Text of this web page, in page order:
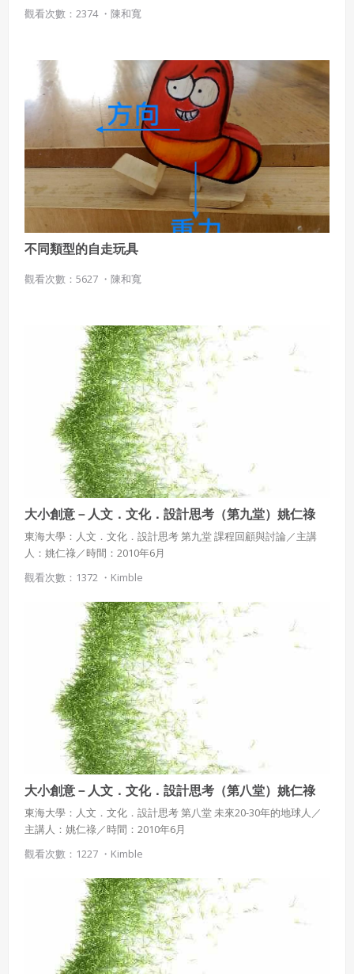
觀看次數：2374 ・ 陳和寬
不同類型的自走玩具
觀看次數：5627 ・ 陳和寬
大小創意－人文．文化．設計思考（第九堂）姚仁祿
東海大學：人文．文化．設計思考 第九堂 課程回顧與討論／主講
人：姚仁祿／時間：2010年6月
觀看次數：1372 ・ Kimble
大小創意－人文．文化．設計思考（第八堂）姚仁祿
東海大學：人文．文化．設計思考 第八堂 未來20-30年的地球人／
主講人：姚仁祿／時間：2010年6月
觀看次數：1227 ・ Kimble
本合約。
本合約終止後，會員不得對吉寶系統公司主張任何費用、補
償或賠償。
七、合意管轄
雙方合意專以臺灣臺北地方法院為第一審管轄法
院。